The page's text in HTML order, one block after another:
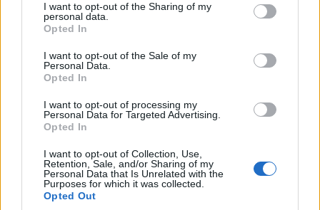
I want to opt-out of the Sharing of my
personal data.
Opted In
I want to opt-out of the Sale of my
Personal Data.
Opted In
I want to opt-out of processing my
Personal Data for Targeted Advertising.
Opted In
I want to opt-out of Collection, Use,
Retention, Sale, and/or Sharing of my
Personal Data that Is Unrelated with the
Purposes for which it was collected.
Opted Out